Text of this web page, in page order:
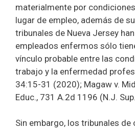
materialmente por
lugar de empleo, además de
tribunales de Nueva Jersey
empleados enfermos sólo
vínculo probable entre las
trabajo y la enfermedad
34:15-31 (2020); Magaw v.
Educ., 731 A.2d 1196 (N.J.
Sin embargo, los tribunales